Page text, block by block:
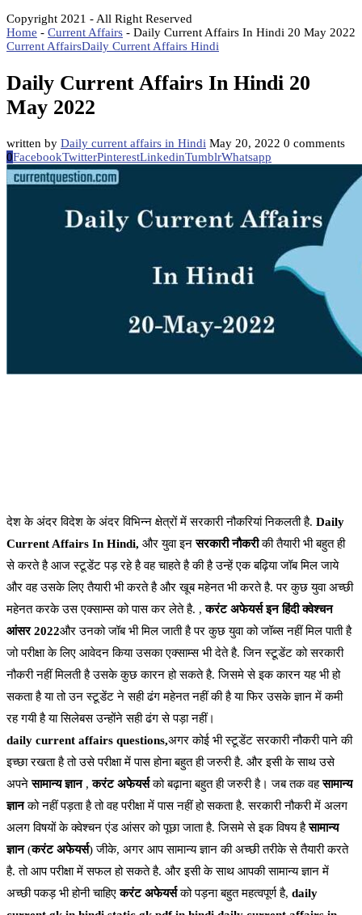
Copyright 2021 - All Right Reserved
Home - Current Affairs - Daily Current Affairs In Hindi 20 May 2022
Current AffairsDaily Current Affairs Hindi
Daily Current Affairs In Hindi 20
May 2022
written by Daily current affairs in Hindi May 20, 2022 0 comments
0FacebookTwitterPinterestLinkedinTumblrWhatsapp
देश के अंदर विदेश के अंदर विभिन्न क्षेत्रों में सरकारी नौकरियां निकलती है. Daily
Current Affairs In Hindi, और युवा इनसरकारी नौकरीकी तैयारी भी बहुत ही
से करते है आज स्टूडेंट पड़ रहे है वह चाहते है की है उन्हें एक बढ़िया जॉब मिल जाये
और वह उसके लिए तैयारी भी करते है और खूब महेनत भी करते है. पर कुछ युवा अच्छी
महेनत करके उस एक्साम्स को पास कर लेते है. ,करंट अफेयर्स इन हिंदी क्वेश्चन
आंसर 2022और उनको जॉब भी मिल जाती है पर कुछ युवा को जॉब्स नहीं मिल पाती है
जो परीक्षा के लिए आवेदन किया उसका एक्साम्स भी देते है. जिन स्टूडेंट को सरकारी
नौकरी नहीं मिलती है उसके कुछ कारन हो सकते है. जिसमे से इक कारन यह भी हो
सकता है या तो उन स्टूडेंट ने सही ढंग महेनत नहीं की है या फिर उसके ज्ञान में कमी
रह गयी है या सिलेबस उन्होंने सही ढंग से पड़ा नहीं।
daily current affairs questions,अगर कोई भी स्टूडेंट सरकारी नौकरी पाने की
इच्छा रखता है तो उसे परीक्षा में पास होना बहुत ही जरुरी है. और इसी के साथ उसे
अपनेसामान्य ज्ञान,करंट अफेयर्सको बढ़ाना बहुत ही जरुरी है। जब तक वहसामान्य
ज्ञानको नहीं पड़ता है तो वह परीक्षा में पास नहीं हो सकता है. सरकारी नौकरी में अलग
अलग विषयों के क्वेश्चन एंड आंसर को पूछा जाता है. जिसमे से इक विषय हैसामान्य
ज्ञान(करंट अफेयर्स) जीके, अगर आप सामान्य ज्ञान की अच्छी तरीके से तैयारी करते
है. तो आप परीक्षा में सफल हो सकते है. और इसी के साथ आपकी सामान्य ज्ञान में
अच्छी पकड़ भी होनी चाहिएकरंट अफेयर्सको पड़ना बहुत महत्वपूर्ण है, daily